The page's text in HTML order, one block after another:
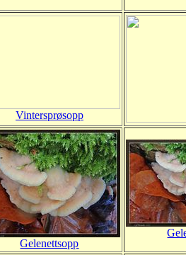
Vintersprøsopp
Gelenettsopp